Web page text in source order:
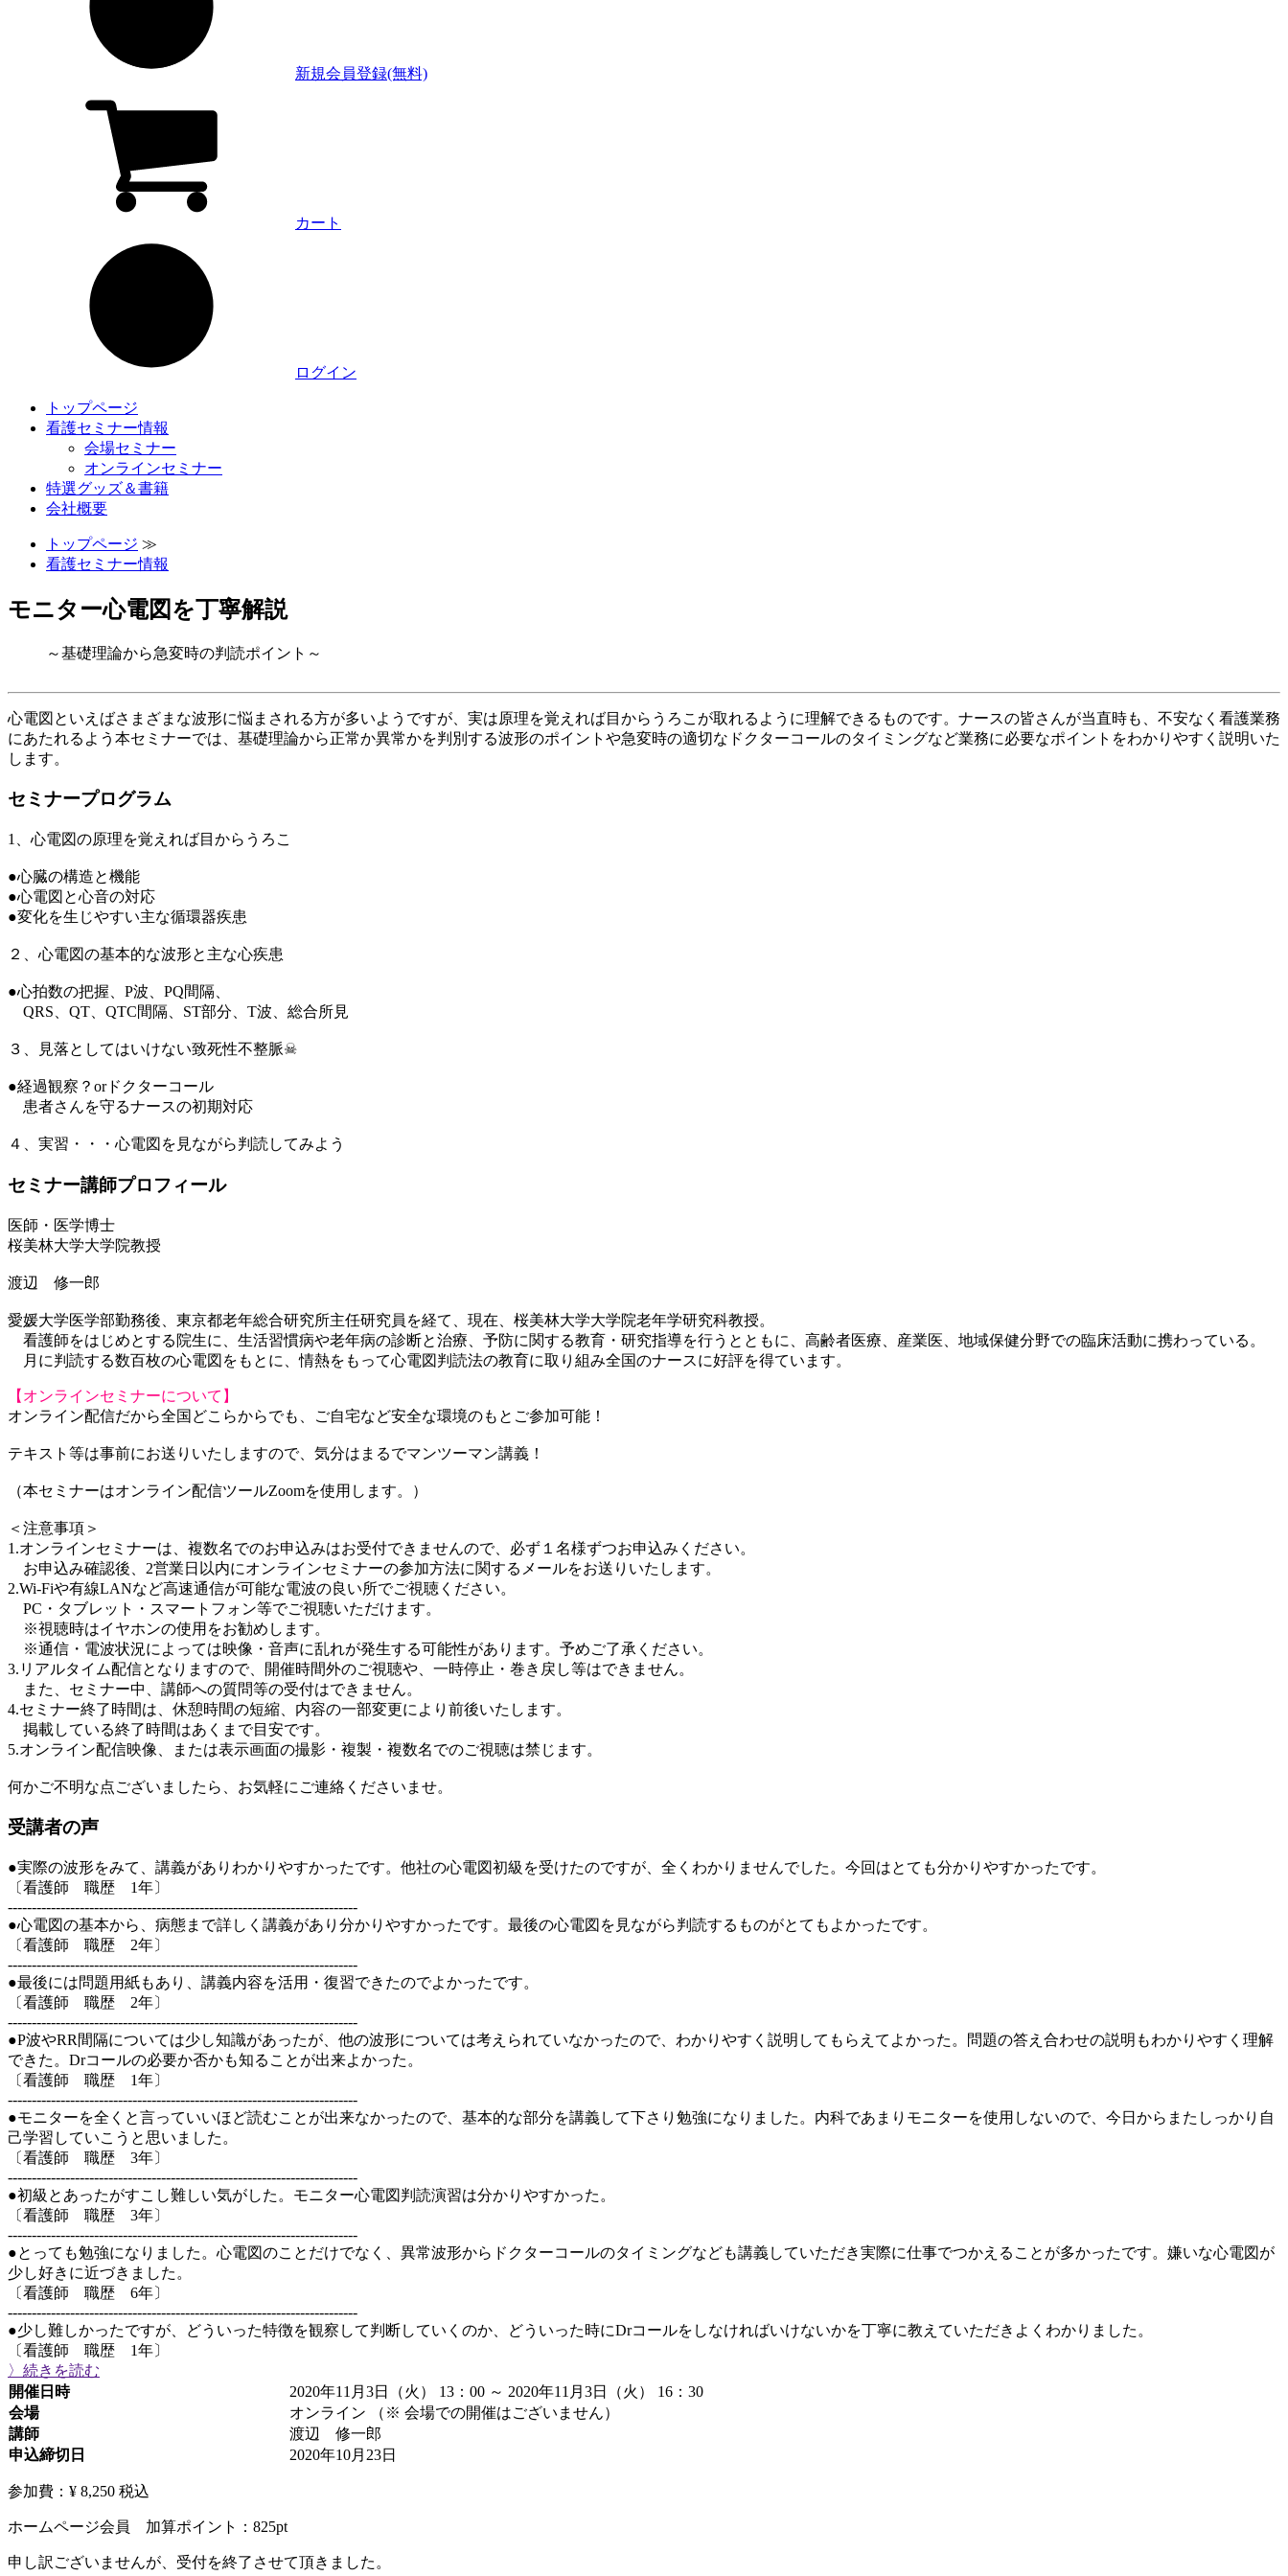
新規会員登録(無料)
カート
ログイン
トップページ
看護セミナー情報
会場セミナー
オンラインセミナー
特選グッズ＆書籍
会社概要
トップページ ≫
看護セミナー情報
モニター心電図を丁寧解説
～基礎理論から急変時の判読ポイント～
心電図といえばさまざまな波形に悩まされる方が多いようですが、実は原理を覚えれば目からうろこが取れるように理解できるものです。ナースの皆さんが当直時も、不安なく看護業務
にあたれるよう本セミナーでは、基礎理論から正常か異常かを判別する波形のポイントや急変時の適切なドクターコールのタイミングなど業務に必要なポイントをわかりやすく説明いた
します。
セミナープログラム
1、心電図の原理を覚えれば目からうろこ
●心臓の構造と機能
●心電図と心音の対応
●変化を生じやすい主な循環器疾患
２、心電図の基本的な波形と主な心疾患
●心拍数の把握、P波、PQ間隔、
QRS、QT、QTC間隔、ST部分、T波、総合所見
３、見落としてはいけない致死性不整脈☠
●経過観察？orドクターコール
患者さんを守るナースの初期対応
４、実習・・・心電図を見ながら判読してみよう
セミナー講師プロフィール
医師・医学博士
桜美林大学大学院教授
渡辺 修一郎
愛媛大学医学部勤務後、東京都老年総合研究所主任研究員を経て、現在、桜美林大学大学院老年学研究科教授。
看護師をはじめとする院生に、生活習慣病や老年病の診断と治療、予防に関する教育・研究指導を行うとともに、高齢者医療、産業医、地域保健分野での臨床活動に携わっている。
月に判読する数百枚の心電図をもとに、情熱をもって心電図判読法の教育に取り組み全国のナースに好評を得ています。
【オンラインセミナーについて】
オンライン配信だから全国どこらからでも、ご自宅など安全な環境のもとご参加可能！
テキスト等は事前にお送りいたしますので、気分はまるでマンツーマン講義！
（本セミナーはオンライン配信ツールZoomを使用します。）
＜注意事項＞
1.オンラインセミナーは、複数名でのお申込みはお受付できませんので、必ず１名様ずつお申込みください。
お申込み確認後、2営業日以内にオンラインセミナーの参加方法に関するメールをお送りいたします。
2.Wi-Fiや有線LANなど高速通信が可能な電波の良い所でご視聴ください。
PC・タブレット・スマートフォン等でご視聴いただけます。
※視聴時はイヤホンの使用をお勧めします。
※通信・電波状況によっては映像・音声に乱れが発生する可能性があります。予めご了承ください。
3.リアルタイム配信となりますので、開催時間外のご視聴や、一時停止・巻き戻し等はできません。
また、セミナー中、講師への質問等の受付はできません。
4.セミナー終了時間は、休憩時間の短縮、内容の一部変更により前後いたします。
掲載している終了時間はあくまで目安です。
5.オンライン配信映像、または表示画面の撮影・複製・複数名でのご視聴は禁じます。
何かご不明な点ございましたら、お気軽にご連絡くださいませ。
受講者の声
●実際の波形をみて、講義がありわかりやすかったです。他社の心電図初級を受けたのですが、全くわかりませんでした。今回はとても分かりやすかったです。
〔看護師 職歴 1年〕
-------------------------------------------------------------------------
●心電図の基本から、病態まで詳しく講義があり分かりやすかったです。最後の心電図を見ながら判読するものがとてもよかったです。
〔看護師 職歴 2年〕
-------------------------------------------------------------------------
●最後には問題用紙もあり、講義内容を活用・復習できたのでよかったです。
〔看護師 職歴 2年〕
-------------------------------------------------------------------------
●P波やRR間隔については少し知識があったが、他の波形については考えられていなかったので、わかりやすく説明してもらえてよかった。問題の答え合わせの説明もわかりやすく理解
できた。Drコールの必要か否かも知ることが出来よかった。
〔看護師 職歴 1年〕
-------------------------------------------------------------------------
●モニターを全くと言っていいほど読むことが出来なかったので、基本的な部分を講義して下さり勉強になりました。内科であまりモニターを使用しないので、今日からまたしっかり自
己学習していこうと思いました。
〔看護師 職歴 3年〕
-------------------------------------------------------------------------
●初級とあったがすこし難しい気がした。モニター心電図判読演習は分かりやすかった。
〔看護師 職歴 3年〕
-------------------------------------------------------------------------
●とっても勉強になりました。心電図のことだけでなく、異常波形からドクターコールのタイミングなども講義していただき実際に仕事でつかえることが多かったです。嫌いな心電図が
少し好きに近づきました。
〔看護師 職歴 6年〕
-------------------------------------------------------------------------
●少し難しかったですが、どういった特徴を観察して判断していくのか、どういった時にDrコールをしなければいけないかを丁寧に教えていただきよくわかりました。
〔看護師 職歴 1年〕
〉続きを読む
開催日時
2020年11月3日（火） 13：00 ～ 2020年11月3日（火） 16：30
会場
オンライン （※ 会場での開催はございません）
講師
渡辺 修一郎
申込締切日
2020年10月23日
参加費：¥ 8,250 税込
ホームページ会員 加算ポイント： 825pt
申し訳ございませんが、受付を終了させて頂きました。